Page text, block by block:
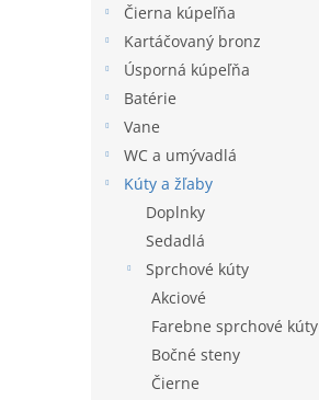
Čierna kúpeľňa
Kartáčovaný bronz
Úsporná kúpeľňa
Batérie
Vane
WC a umývadlá
Kúty a žľaby
Doplnky
Sedadlá
Sprchové kúty
Akciové
Farebne sprchové kúty
Bočné steny
Čierne